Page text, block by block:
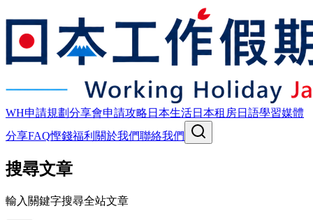
WH申請規劃分享會申請攻略 日本生活日本租房日語學習媒體
分享FAQ慳錢福利 關於我們聯絡我們
搜尋文章
輸入關鍵字搜尋全站文章